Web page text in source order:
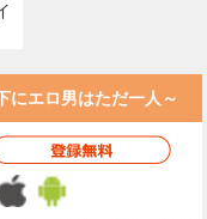
にエロ男はただ一人～